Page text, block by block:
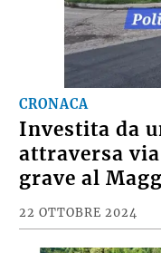
CRONACA
Investita da
attraversa
grave al
22 OTTOBRE 2024